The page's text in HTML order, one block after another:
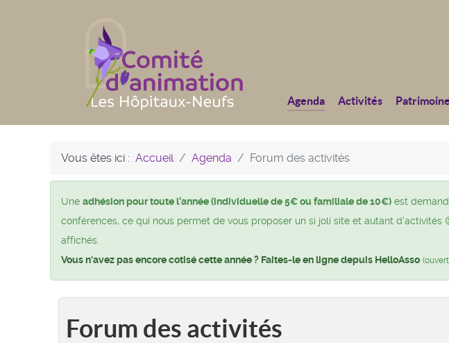
Agenda Activités Patrimoine
Vous êtes ici : Accueil Agenda Forum des activités
Une adhésion pour toute l’année (individuelle de 5€ ou familiale de 10€) est
conférences, ce qui nous permet de vous proposer un si joli site et autant
affichés.
Vous n'avez pas encore cotisé cette année ? Faites-le en ligne depuis HelloAsso
Forum des activités